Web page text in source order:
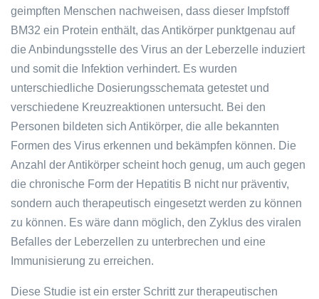
geimpften Menschen nachweisen, dass dieser Impfstoff
BM32 ein Protein enthält, das Antikörper punktgenau auf
die Anbindungsstelle des Virus an der Leberzelle induziert
und somit die Infektion verhindert. Es wurden
unterschiedliche Dosierungsschemata getestet und
verschiedene Kreuzreaktionen untersucht. Bei den
Personen bildeten sich Antikörper, die alle bekannten
Formen des Virus erkennen und bekämpfen können. Die
Anzahl der Antikörper scheint hoch genug, um auch gegen
die chronische Form der Hepatitis B nicht nur präventiv,
sondern auch therapeutisch eingesetzt werden zu können
zu können. Es wäre dann möglich, den Zyklus des viralen
Befalles der Leberzellen zu unterbrechen und eine
Immunisierung zu erreichen.
Diese Studie ist ein erster Schritt zur therapeutischen